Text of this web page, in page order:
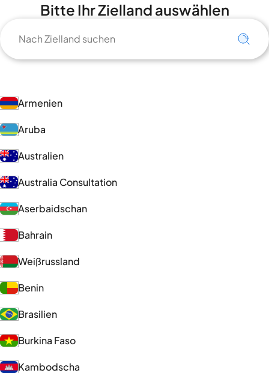
Bitte Ihr Zielland auswählen
Armenien
Aruba
Australien
Australia Consultation
Aserbaidschan
Bahrain
Weißrussland
Benin
Brasilien
Burkina Faso
Kambodscha